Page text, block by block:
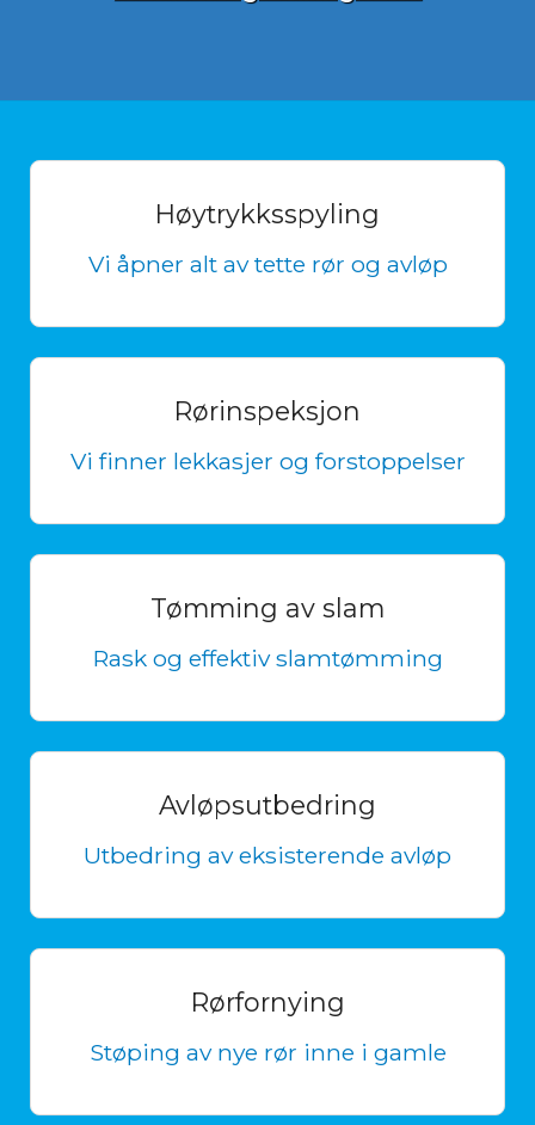
Høytrykksspyling
Vi åpner alt av tette rør og avløp
Rørinspeksjon
Vi finner lekkasjer og forstoppelser
Tømming av slam
Rask og effektiv slamtømming
Avløpsutbedring
Utbedring av eksisterende avløp
Rørfornying
Støping av nye rør inne i gamle